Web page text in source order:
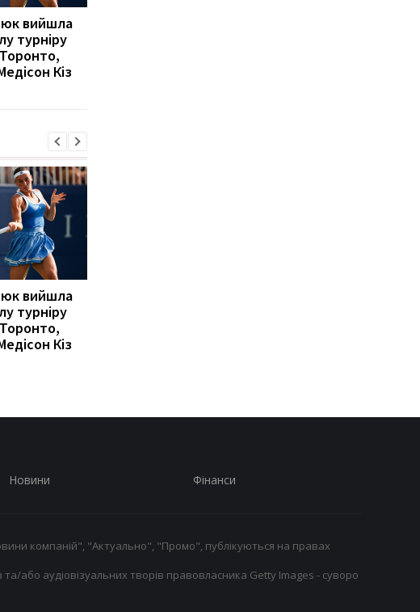
вийшла
турніру
Кіз
вийшла
турніру
Кіз
Новини Фінанси
компаній", "Актуально", "Промо", публікуються на правах
або аудіовізуальних творів правовласника Getty Images - суворо